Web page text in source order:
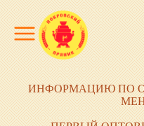
ИНФОРМАЦИЮ ПО